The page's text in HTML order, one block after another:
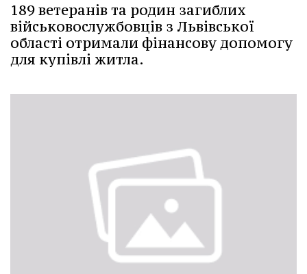
189 ветеранів та родин загиблих
військовослужбовців з Львівської
області отримали фінансову допомогу
для купівлі житла.